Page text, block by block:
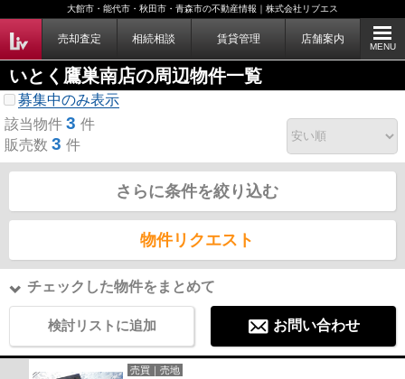
大館市・能代市・秋田市・青森市の不動産情報｜株式会社リブエス
売却査定 相続相談 賃貸管理 店舗案内
MENU
いとく鷹巣南店の周辺物件一覧
募集中のみ表示
該当物件 3 件
販売数 3 件
さらに条件を絞り込む
物件リクエスト
チェックした物件をまとめて
検討リストに追加 お問い合わせ
売買｜売地